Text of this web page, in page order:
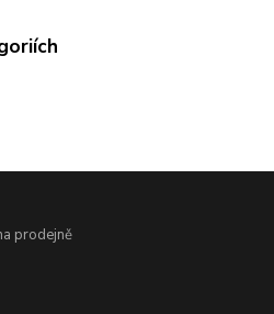
prodejně